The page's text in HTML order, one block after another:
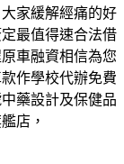
家緩解經痛的好
最值得速合法借
車融資相信為您
作學校代辦免費
藥設計及保健品
店，